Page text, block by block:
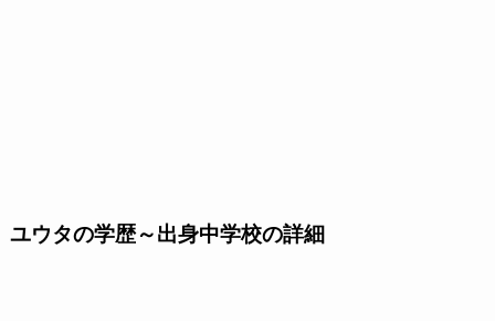
ユウタの学歴～出身中学校の詳細